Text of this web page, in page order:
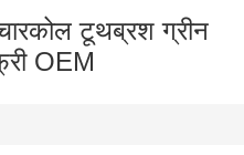
टूथब्रश ग्रीन
OEM